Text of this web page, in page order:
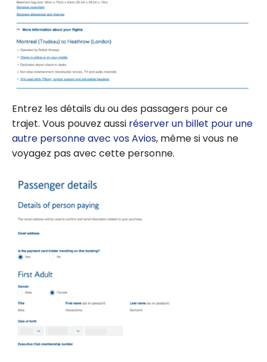
Entrez les détails du ou des passagers pour ce
trajet. Vous pouvez aussi réserver un billet pour une
autre personne avec vos Avios, même si vous ne
voyagez pas avec cette personne.